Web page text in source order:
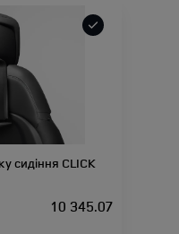
сидіння CLICK
10 345.07